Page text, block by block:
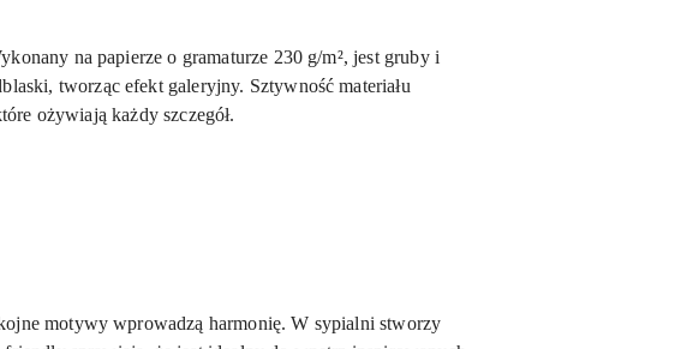
na papierze o gramaturze 230 g/m², jest gruby i
tworząc efekt galeryjny. Sztywność materiału
ożywiają każdy szczegół.
motywy wprowadzą harmonię. W sypialni stworzy